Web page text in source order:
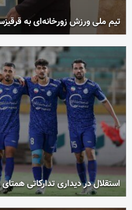
تیم ملی ورزش زورخانه‌ای به
استقلال در دیداری تدارکاتی